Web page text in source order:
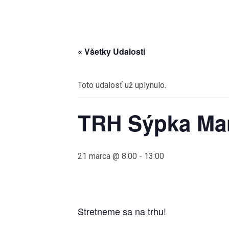
« Všetky Udalosti
Toto udalosť už uplynulo.
TRH Sýpka
21 marca @ 8:00 - 13:00
Stretneme sa na trhu!